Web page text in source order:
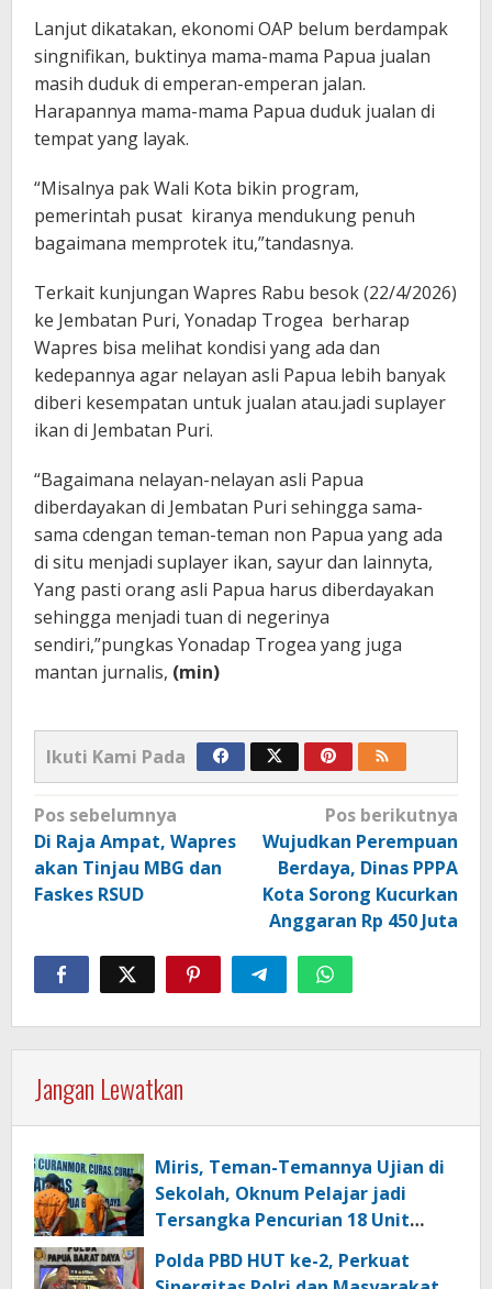
Lanjut dikatakan, ekonomi OAP belum berdampak
singnifikan, buktinya mama-mama Papua jualan
masih duduk di emperan-emperan jalan.
Harapannya mama-mama Papua duduk jualan di
tempat yang layak.
“Misalnya pak Wali Kota bikin program,
pemerintah pusat kiranya mendukung penuh
bagaimana memprotek itu,”tandasnya.
Terkait kunjungan Wapres Rabu besok (22/4/2026)
ke Jembatan Puri, Yonadap Trogea berharap
Wapres bisa melihat kondisi yang ada dan
kedepannya agar nelayan asli Papua lebih banyak
diberi kesempatan untuk jualan atau.jadi suplayer
ikan di Jembatan Puri.
“Bagaimana nelayan-nelayan asli Papua
diberdayakan di Jembatan Puri sehingga sama-
sama cdengan teman-teman non Papua yang ada
di situ menjadi suplayer ikan, sayur dan lainnyta,
Yang pasti orang asli Papua harus diberdayakan
sehingga menjadi tuan di negerinya
sendiri,”pungkas Yonadap Trogea yang juga
mantan jurnalis, (min)
Ikuti Kami Pada
Navigasi
pos
Pos sebelumnya
Di Raja Ampat, Wapres
akan Tinjau MBG dan
Faskes RSUD
Pos berikutnya
Wujudkan Perempuan
Berdaya, Dinas PPPA
Kota Sorong Kucurkan
Anggaran Rp 450 Juta
Jangan Lewatkan
Miris, Teman-Temannya Ujian di
Sekolah, Oknum Pelajar jadi
Tersangka Pencurian 18 Unit
Polda PBD HUT ke-2, Perkuat